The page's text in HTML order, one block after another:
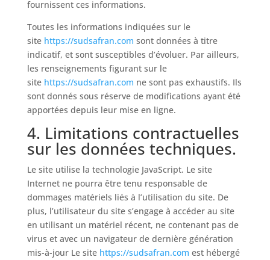
fournissent ces informations.
Toutes les informations indiquées sur le
site https://sudsafran.com sont données à titre
indicatif, et sont susceptibles d’évoluer. Par ailleurs,
les renseignements figurant sur le
site https://sudsafran.com ne sont pas exhaustifs. Ils
sont donnés sous réserve de modifications ayant été
apportées depuis leur mise en ligne.
4. Limitations contractuelles
sur les données techniques.
Le site utilise la technologie JavaScript. Le site
Internet ne pourra être tenu responsable de
dommages matériels liés à l’utilisation du site. De
plus, l’utilisateur du site s’engage à accéder au site
en utilisant un matériel récent, ne contenant pas de
virus et avec un navigateur de dernière génération
mis-à-jour Le site https://sudsafran.com est hébergé